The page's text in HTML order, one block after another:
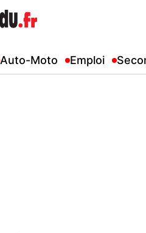
Auto-Moto Emploi